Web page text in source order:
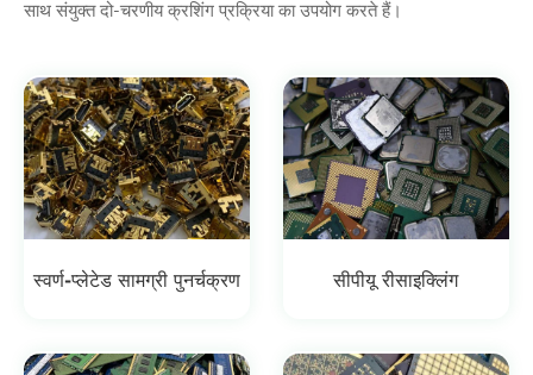
साथ संयुक्त दो-चरणीय क्रशिंग प्रक्रिया का उपयोग करते हैं।
स्वर्ण-प्लेटेड सामग्री पुनर्चक्रण सीपीयू रीसाइक्लिंग